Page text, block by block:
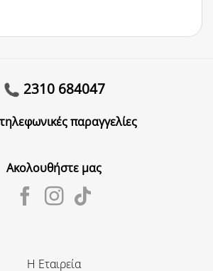
2310 684047
παραγγελίες
Ακολουθήστε μας
Η Εταιρεία